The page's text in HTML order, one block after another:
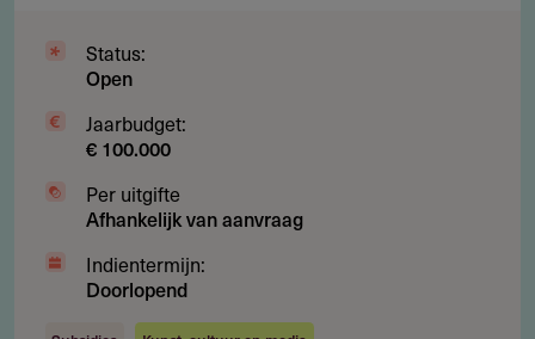
Maximaal zes innovatieve projecten per jaar
Thematische projecten kennen afzonderlijke criteria en
formulieren
Subsidie
Subsidiebudget/subsidieplafond
Status:
Open
Jaarbudget:
€ 100.000
Per uitgifte
Afhankelijk van aanvraag
Indientermijn:
Doorlopend